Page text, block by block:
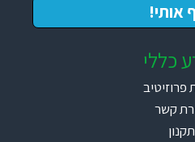
כללי
פרוזיטיב
קשר
תקנון